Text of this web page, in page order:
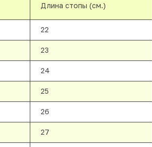
Длина стопы (см.)
22
23
24
25
26
27